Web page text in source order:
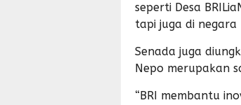
seperti Desa
tapi juga di negara
Senada juga
Nepo merupakan
“BRI membantu